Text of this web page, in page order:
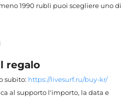
1990 rubli puoi scegliere uno di
regalo
subito: https://livesurf.ru/buy-kr/
al supporto l'importo, la data e